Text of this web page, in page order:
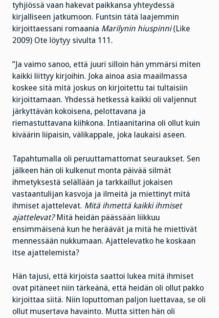
tyhjiössä vaan hakevat paikkansa yhteydessä
kirjalliseen jatkumoon. Funtsin tätä laajemmin
kirjoittaessani romaania Marilynin hiuspinni(Like
2009) Ote löytyy sivulta 111.
”Ja vaimo sanoo, että juuri silloin hän ymmärsi miten
kaikki liittyy kirjoihin. Joka ainoa asia maailmassa
koskee sitä mitä joskus on kirjoitettu tai tultaisiin
kirjoittamaan. Yhdessä hetkessä kaikki oli valjennut
järkyttävän kokoisena, pelottavana ja
riemastuttavana kiihkona. Intiaanitarina oli ollut kuin
kiväärin liipaisin, välikappale, joka laukaisi aseen.
Tapahtumalla oli peruuttamattomat seuraukset. Sen
jälkeen hän oli kulkenut monta päivää silmät
ihmetyksestä selällään ja tarkkaillut jokaisen
vastaantulijan kasvoja ja ilmeitä ja miettinyt mitä
ihmiset ajattelevat. Mitä ihmettä kaikki ihmiset
ajattelevat?Mitä heidän päässään liikkuu
ensimmäisenä kun he heräävät ja mitä he miettivät
mennessään nukkumaan. Ajattelevatko he koskaan
itse ajattelemista?
Hän tajusi, että kirjoista saattoi lukea mitä ihmiset
ovat pitäneet niin tärkeänä, että heidän oli ollut pakko
kirjoittaa siitä. Niin loputtoman paljon luettavaa, se oli
ollut musertava havainto. Mutta sitten hän oli